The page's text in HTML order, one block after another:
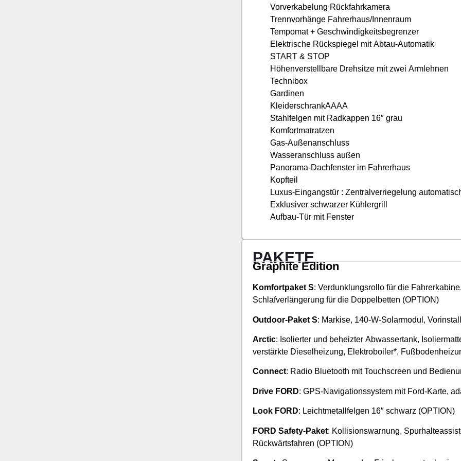
Vorverkabelung Rückfahrkamera
Trennvorhänge Fahrerhaus/Innenraum
Tempomat + Geschwindigkeitsbegrenzer
Elektrische Rückspiegel mit Abtau-Automatik
START & STOP
Höhenverstellbare Drehsitze mit zwei Armlehnen
Technibox
Gardinen
KleiderschrankАААА
Stahlfelgen mit Radkappen 16″ grau
Komfortmatratzen
Gas-Außenanschluss
Wasseranschluss außen
Panorama-Dachfenster im Fahrerhaus
Kopfteil
Luxus-Eingangstür : Zentralverriegelung
Exklusiver schwarzer Kühlergrill
Aufbau-Tür mit Fenster
PAKETE
Graphite Edition
Komfortpaket S: Verdunklungsrollo für die
Schlafverlängerung für die Doppelbetten (ОPTION)
Outdoor-Paket S: Markise, 140-W-Solarmodul,
Arctic: Isolierter und beheizter Abwassertank,
verstärkte Dieselheizung, Elektroboiler*,
Connect: Radio Bluetooth mit Touchscreen und
Drive FORD: GPS-Navigationssystem mit Ford-Karte,
Look FORD: Leichtmetallfelgen 16″ schwarz (ОPTION)
FORD Safety-Paket: Kollisionswarnung,
Rückwärtsfahren (ОPTION)